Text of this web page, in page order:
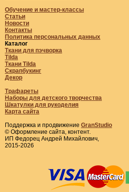
Обучение и мастер-классы
Статьи
Новости
Контакты
Политика персональных данных
Каталог
Ткани для пэчворка
Tilda
Ткани Tilda
Скрапбукинг
Декор
Трафареты
Наборы для детского творчества
Шкатулки для рукоделия
Карта сайта
Поддержка и продвижение GranStudio
© Оформление сайта, контент.
ИП Федорец Андрей Михайлович,
2015-2026